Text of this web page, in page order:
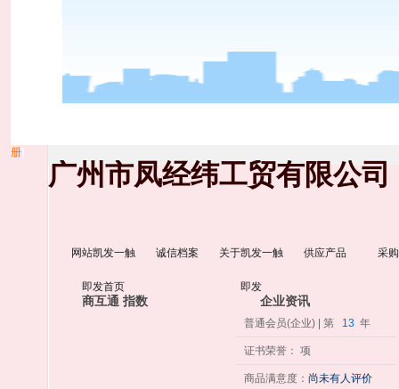
册
广州市凤经纬工贸有限公司
网站凯发一触
即发首页
诚信档案 关于凯发一触
即发
供应产品 采
商互通 指数 企业资讯
普通会员(企业) | 第 13 年
证书荣誉： 项
商品满意度： 尚未有人评价